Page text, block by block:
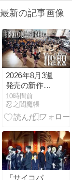
最新の記事画像
2026年8月3週
発売の新作、
EBiDAN(恵比
寿学園男子部)
「YES！東
念、
SUPER☆DRAGON
のススメ｜
M!LK 超特急
スパドラ
10時間前
忍之閻魔帳
「サイコパ